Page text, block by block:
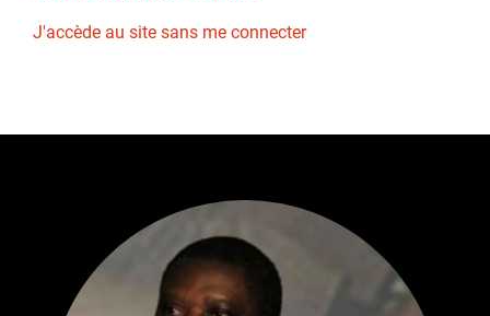
J'accède au site sans me connecter